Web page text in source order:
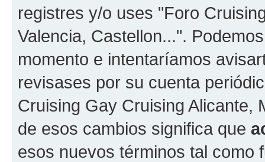
registres y/o uses "Foro
Valencia, Castellon...".
momento e intentaríamos
revisases por su cuenta
Cruising Gay Cruising Alicante,
de esos cambios significa que
esos nuevos términos tal como